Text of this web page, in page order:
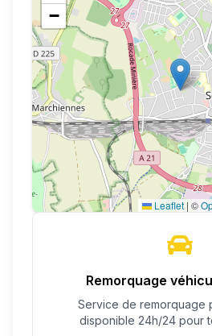
−
Leaflet | ©
Remorquage
Service de remorquage
disponible 24h/24 pour